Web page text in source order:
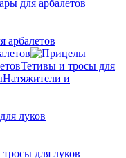
арбалетов
Тетивы и тросы для
Натяжители и
для луков